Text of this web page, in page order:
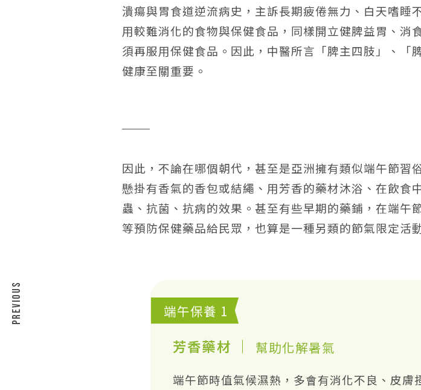
PREVIOUS
潰瘍與胃食道逆流病史，主訴長期疲倦無力、白天嗜
用較難消化的食物與保健食品，同樣開立健脾益胃、
須再服用保健食品。因此，中醫所言「脾主四肢」、
健康至關重要。
因此，不論在哪個朝代，甚至是亞洲擁有類似端午節
懸掛有香氣的香包或結繩、用芳香的藥材沐浴、在飲食
蟲、抗菌、抗病的效果。甚至有些早期的藥鋪，在端
等預防保健藥品給民眾，也算是一種另類的節氣限定活
端午保養 1
芳香藥材 ｜ 幫助化解暑氣
端午節時值氣候濕熱，多會有消化不良、皮膚